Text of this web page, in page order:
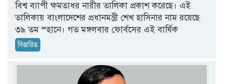
বিশ্ব ব্যাপী ক্ষমতাধর নারীর তালিকা প্রকাশ করেছে। এই
তালিকায় বাংলাদেশের প্রধানমন্ত্রী শেখ হাসিনার নাম রয়েছে
৩৯ তম স্হানে। গত মঙ্গলবার ফোর্বসের এই বার্ষিক
বিস্তারিত